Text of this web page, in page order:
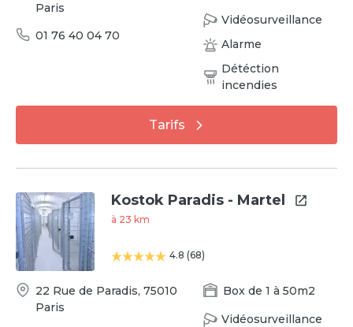
Paris
01 76 40 04 70
Vidéosurveillance
Alarme
Détéction
incendies
Tarifs
Kostok Paradis - Martel
à 23 km
4.8 (68)
22 Rue de Paradis, 75010
Paris
Boxde 1 à 50m2
Vidéosurveillance